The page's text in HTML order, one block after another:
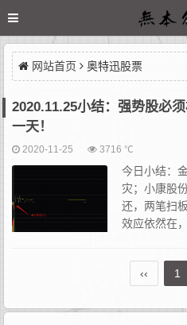
网站首页 奥特迅股票
2020.11.25小结：强势股必
一天！
2020-11-25 3716 ℃
今日小结：
灾；小康股
还，两笔扫
效应依然在
米先得煮熟饭，强势必须板上换。
‹‹
1